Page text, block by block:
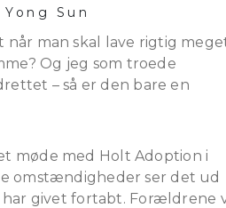
Yong Sun
man skal lave rigtig
Og jeg som troede
– så er den bare en
møde med Holt Adoption i
omstændigheder ser det ud
har givet fortabt. Forældrene